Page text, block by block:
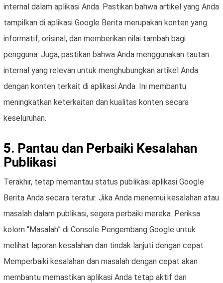
internal dalam aplikasi Anda. Pastikan bahwa artikel yang Anda
tampilkan di aplikasi Google Berita merupakan konten yang
informatif, orisinal, dan memberikan nilai tambah bagi
pengguna. Juga, pastikan bahwa Anda menggunakan tautan
internal yang relevan untuk menghubungkan artikel Anda
dengan konten terkait di aplikasi Anda. Ini membantu
meningkatkan keterkaitan dan kualitas konten secara
keseluruhan.
5. Pantau dan Perbaiki Kesalahan
Publikasi
Terakhir, tetap memantau status publikasi aplikasi Google
Berita Anda secara teratur. Jika Anda menemui kesalahan atau
masalah dalam publikasi, segera perbaiki mereka. Periksa
kolom “Masalah” di Console Pengembang Google untuk
melihat laporan kesalahan dan tindak lanjuti dengan cepat.
Memperbaiki kesalahan dan masalah dengan cepat akan
membantu memastikan aplikasi Anda tetap aktif dan